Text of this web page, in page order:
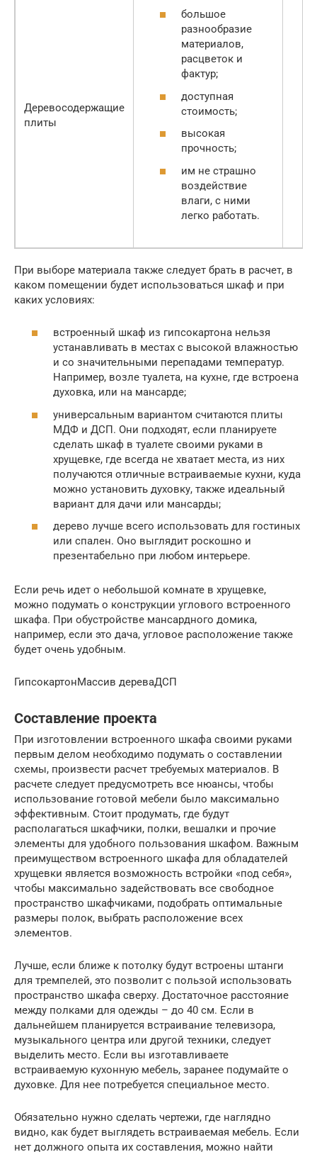
Деревосодержащие
плиты
большое
разнообразие
материалов,
расцветок и
фактур;
доступная
стоимость;
высокая
прочность;
им не страшно
воздействие
влаги, с ними
легко работать.
При выборе материала также следует брать в расчет, в
каком помещении будет использоваться шкаф и при
каких условиях:
встроенный шкаф из гипсокартона нельзя
устанавливать в местах с высокой влажностью
и со значительными перепадами температур.
Например, возле туалета, на кухне, где встроена
духовка, или на мансарде;
универсальным вариантом считаются плиты
МДФ и ДСП. Они подходят, если планируете
сделать шкаф в туалете своими руками в
хрущевке, где всегда не хватает места, из них
получаются отличные встраиваемые кухни, куда
можно установить духовку, также идеальный
вариант для дачи или мансарды;
дерево лучше всего использовать для гостиных
или спален. Оно выглядит роскошно и
презентабельно при любом интерьере.
Если речь идет о небольшой комнате в хрущевке,
можно подумать о конструкции углового встроенного
шкафа. При обустройстве мансардного домика,
например, если это дача, угловое расположение также
будет очень удобным.
ГипсокартонМассив дереваДСП
Составление проекта
При изготовлении встроенного шкафа своими руками
первым делом необходимо подумать о составлении
схемы, произвести расчет требуемых материалов. В
расчете следует предусмотреть все нюансы, чтобы
использование готовой мебели было максимально
эффективным. Стоит продумать, где будут
располагаться шкафчики, полки, вешалки и прочие
элементы для удобного пользования шкафом. Важным
преимуществом встроенного шкафа для обладателей
хрущевки является возможность встройки «под себя»,
чтобы максимально задействовать все свободное
пространство шкафчиками, подобрать оптимальные
размеры полок, выбрать расположение всех
элементов.
Лучше, если ближе к потолку будут встроены штанги
для тремпелей, это позволит с пользой использовать
пространство шкафа сверху. Достаточное расстояние
между полками для одежды – до 40 см. Если в
дальнейшем планируется встраивание телевизора,
музыкального центра или другой техники, следует
выделить место. Если вы изготавливаете
встраиваемую кухонную мебель, заранее подумайте о
духовке. Для нее потребуется специальное место.
Обязательно нужно сделать чертежи, где наглядно
видно, как будет выглядеть встраиваемая мебель. Если
нет должного опыта их составления, можно найти